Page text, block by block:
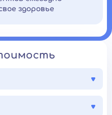
здоровье